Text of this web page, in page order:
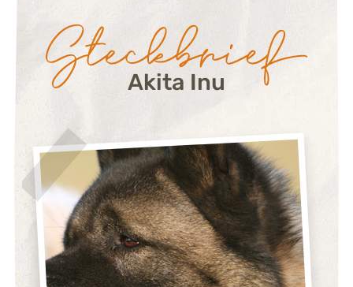
Steckbrief:Akita Inu